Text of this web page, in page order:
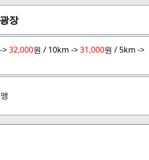
장
>32,000원 / 10km ->31,000원 / 5km ->